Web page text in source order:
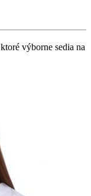
výborne sedia na